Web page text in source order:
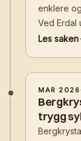
enklere
Ved Erdal
Bikeloop
Les saken
MAR 2026·
trygg